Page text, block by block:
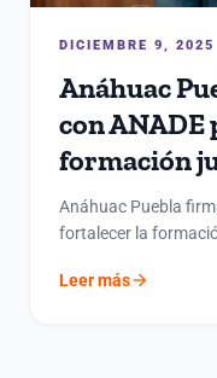
DICIEMBRE 9, 2025
Anáhuac
con
formación
Anáhuac Puebla
fortalecer la
Leer másarrow_forward